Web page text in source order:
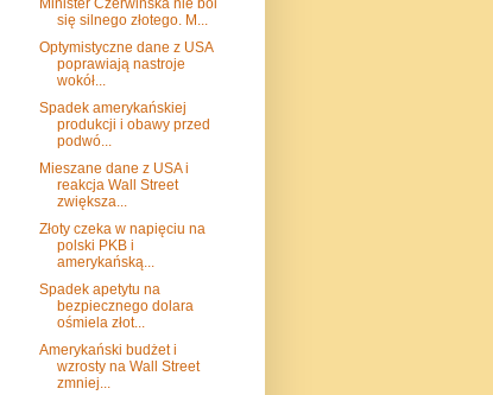
się silnego złotego. M...
Optymistyczne dane z USA
poprawiają nastroje
wokół...
Spadek amerykańskiej
produkcji i obawy przed
podwó...
Mieszane dane z USA i
reakcja Wall Street
zwiększa...
Złoty czeka w napięciu na
polski PKB i
amerykańską...
Spadek apetytu na
bezpiecznego dolara
ośmiela złot...
Amerykański budżet i
wzrosty na Wall Street
zmniej...